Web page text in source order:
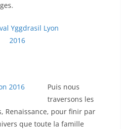
Puis nous
traversons les
Renaissance, pour finir par
que toute la famille